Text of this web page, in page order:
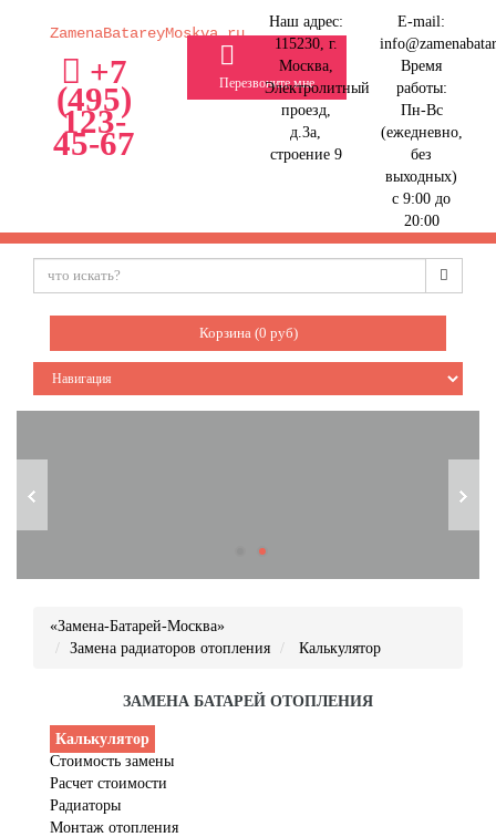
ZamenaBatareyMoskva.ru
+7
(495)
123-
45-67
Перезвоните мне
Наш адрес:
115230, г.
Москва,
Электролитный
проезд,
д.3а,
строение 9
E-mail:
Время
работы:
Пн-Вс
(ежедневно,
без
выходных)
с 9:00 до
20:00
Корзина (0 руб)
«Замена-Батарей-Москва»
Замена радиаторов отопления
Калькулятор
ЗАМЕНА БАТАРЕЙ ОТОПЛЕНИЯ
Калькулятор
Стоимость замены
Расчет стоимости
Радиаторы
Монтаж отопления